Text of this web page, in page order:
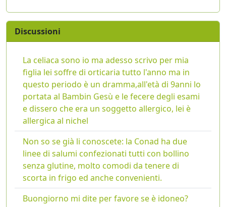
Discussioni
La celiaca sono io ma adesso scrivo per mia
figlia lei soffre di orticaria tutto l'anno ma in
questo periodo è un dramma,all'età di 9anni lo
portata al Bambin Gesù e le fecere degli esami
e dissero che era un soggetto allergico, lei è
allergica al nichel
Non so se già li conoscete: la Conad ha due
linee di salumi confezionati tutti con bollino
senza glutine, molto comodi da tenere di
scorta in frigo ed anche convenienti.
Buongiorno mi dite per favore se è idoneo?